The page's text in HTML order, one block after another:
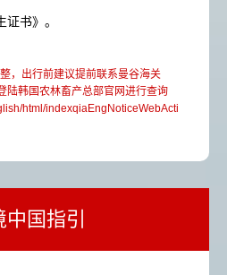
书》。
，出行前建议提前联系曼谷海关
陆韩国农林畜产总部官网进行查询
html/indexqiaEngNoticeWebActi
中国指引